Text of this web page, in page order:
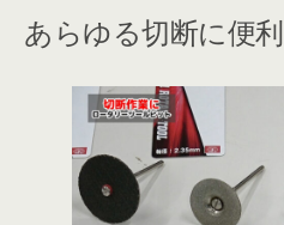
あらゆる切断に便利